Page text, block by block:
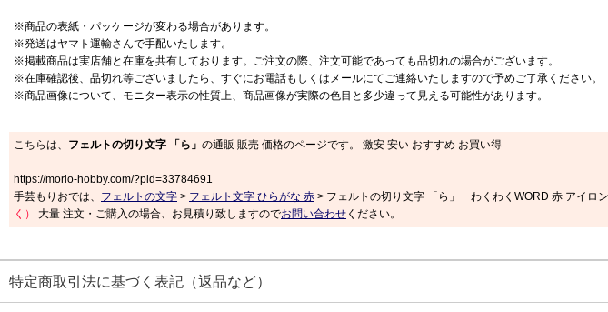
※商品の表紙・パッケージが変わる場合があります。
※発送はヤマト運輸さんで手配いたします。
※掲載商品は実店舗と在庫を共有しております。ご注文の際、注文可能であっても品切れの場合がございます。
※在庫確認後、品切れ等ございましたら、すぐにお電話もしくはメールにてご連絡いたしますので予めご了承ください。
※商品画像について、モニター表示の性質上、商品画像が実際の色目と多少違って見える可能性があります。
こちらは、 フェルトの切り文字 「ら」 の通販 販売 価格のページです。 激安 安い おすすめ お買い得
https://morio-hobby.com/?pid=33784691
手芸もりおでは、 フェルトの文字 > フェルト文字 ひらがな 赤 > フェルトの切り文字 「ら」 わくわくWORD 赤 アイロ
く）
大量 注文・ご購入の場合、お見積り致しますのでお問い合わせ ください。
特定商取引法に基づく表記（返品など）